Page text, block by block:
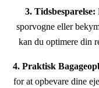
3. Tidsbesparelse:
sporvogne eller
kan du optimere din
4. Praktisk
for at opbevare dine